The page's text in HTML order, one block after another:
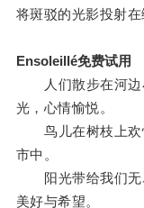
将斑驳的光影投射在
Ensoleillé免费试用
人们散步在河边
光，心情愉悦。
鸟儿在树枝上欢
市中。
阳光带给我们无
美好与希望。